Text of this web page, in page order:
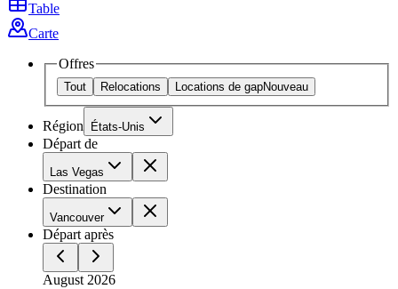
Table
Carte
Offres
Tout Relocations Locations de gapNouveau
Région États-Unis
Départ de
Las Vegas
Destination
Vancouver
Départ après
August 2026